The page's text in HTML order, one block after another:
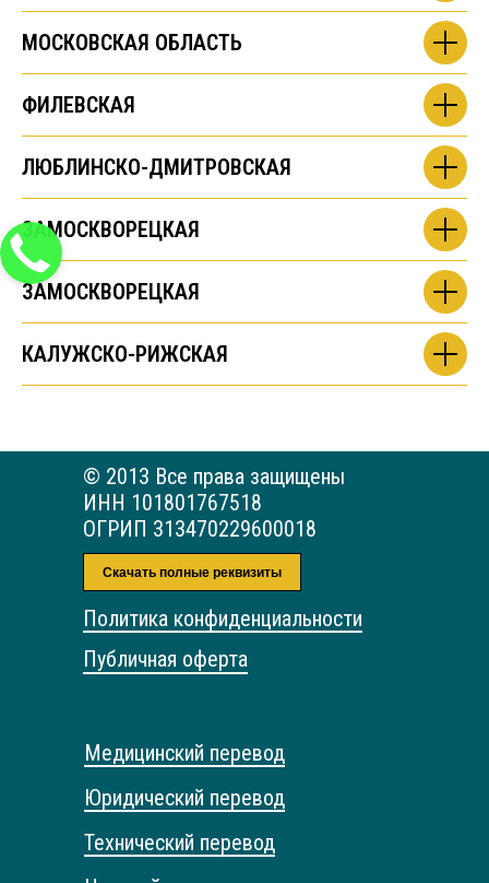
МОСКОВСКАЯ ОБЛАСТЬ
ФИЛЕВСКАЯ
ЛЮБЛИНСКО-ДМИТРОВСКАЯ
ЗАМОСКВОРЕЦКАЯ
ЗАМОСКВОРЕЦКАЯ
КАЛУЖСКО-РИЖСКАЯ
© 2013 Все права защищены
ИНН 101801767518
ОГРИП 313470229600018
Публичная оферта
Скачать полные реквизиты
Медицинский перевод
Юридический перевод
Технический перевод
Политика конфиденциальности